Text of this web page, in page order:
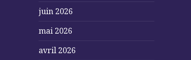
juin 2026
mai 2026
avril 2026